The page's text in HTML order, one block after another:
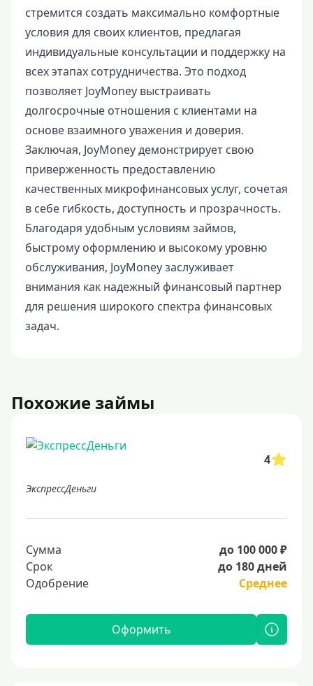
стремится создать максимально комфортные
условия для своих клиентов, предлагая
индивидуальные консультации и поддержку на
всех этапах сотрудничества. Это подход
позволяет JoyMoney выстраивать
долгосрочные отношения с клиентами на
основе взаимного уважения и доверия.
Заключая, JoyMoney демонстрирует свою
приверженность предоставлению
качественных микрофинансовых услуг, сочетая
в себе гибкость, доступность и прозрачность.
Благодаря удобным условиям займов,
быстрому оформлению и высокому уровню
обслуживания, JoyMoney заслуживает
внимания как надежный финансовый партнер
для решения широкого спектра финансовых
задач.
Похожие займы
4
ЭкспрессДеньги
Сумма
до 100 000 ₽
Срок
до 180 дней
Одобрение
Среднее
Оформить